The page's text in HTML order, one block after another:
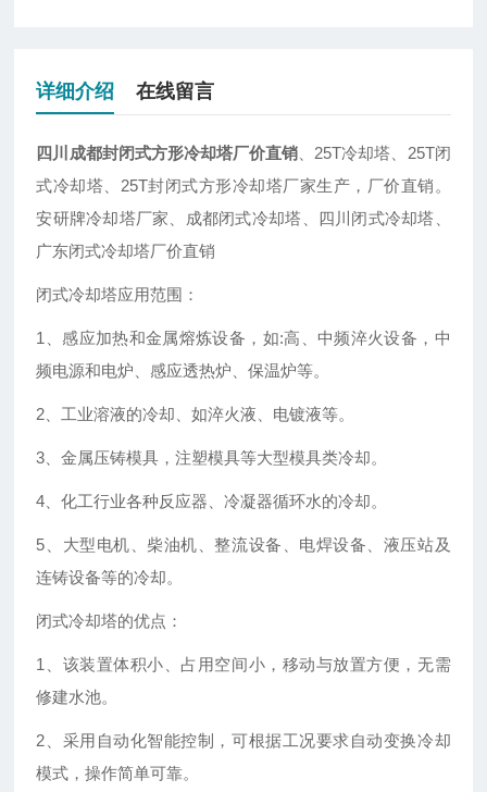
详细介绍 在线留言
四川成都封闭式方形冷却塔厂价直销 、25T冷却塔、25T闭
式冷却塔、25T封闭式方形冷却塔厂家生产，厂价直销。
安研牌冷却塔厂家、成都闭式冷却塔、四川闭式冷却塔、
广东闭式冷却塔厂价直销
闭式冷却塔应用范围：
1、感应加热和金属熔炼设备，如:高、中频淬火设备，中
频电源和电炉、感应透热炉、保温炉等。
2、工业溶液的冷却、如淬火液、电镀液等。
3、金属压铸模具，注塑模具等大型模具类冷却。
4、化工行业各种反应器、冷凝器循环水的冷却。
5、大型电机、柴油机、整流设备、电焊设备、液压站及
连铸设备等的冷却。
闭式冷却塔的优点：
1、该装置体积小、占用空间小，移动与放置方便，无需
修建水池。
2、采用自动化智能控制，可根据工况要求自动变换冷却
模式，操作简单可靠。